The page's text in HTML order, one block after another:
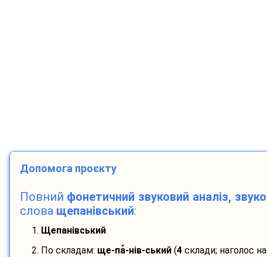
Допомога проєкту
Повний фонетичний звуковий аналіз,
слова щепанівський:
1. Щепанівський
2. По складам: ще-па-нів-ський(4склади; наголос на